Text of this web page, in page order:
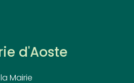
d'Aoste
Mairie